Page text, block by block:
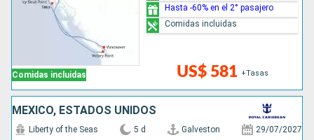
Comidas incluidas US$ 581 +Tasas
Hasta -60% en el 2° pasajero
Comidas incluidas
MÉXICO, ESTADOS UNIDOS
Liberty of the Seas 5 d Galveston 29/07/2027